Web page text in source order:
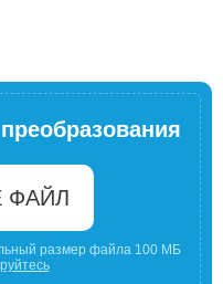
ФАЙЛ
размер файла 100 МБ